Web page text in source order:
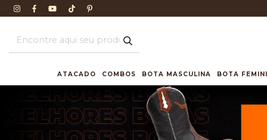
ATACADO COMBOS BOTA MASCULINA BOTA